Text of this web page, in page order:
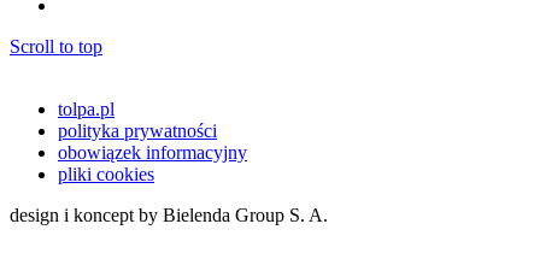
Scroll to top
tolpa.pl
polityka prywatności
obowiązek informacyjny
pliki cookies
design i koncept by Bielenda Group S. A.